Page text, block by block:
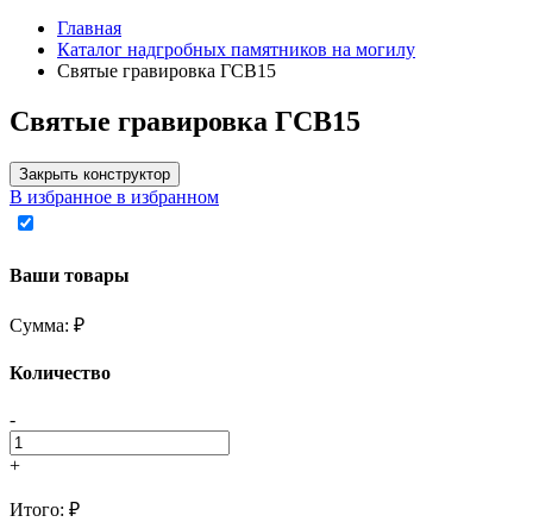
Главная
Каталог надгробных памятников на могилу
Святые гравировка ГСВ15
Святые гравировка ГСВ15
Закрыть конструктор
В избранное в избранном
Ваши товары
Сумма: ₽
Количество
-
+
Итого: ₽